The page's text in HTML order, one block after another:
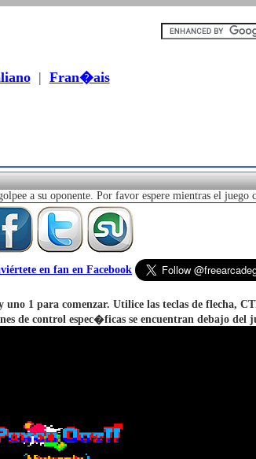
| Fran�ais
a su oponente. Por favor espere mientras el juego
en fan en Facebook
1 para comenzar. Utilice las teclas de flecha,
de control espec�ficas se encuentran debajo del